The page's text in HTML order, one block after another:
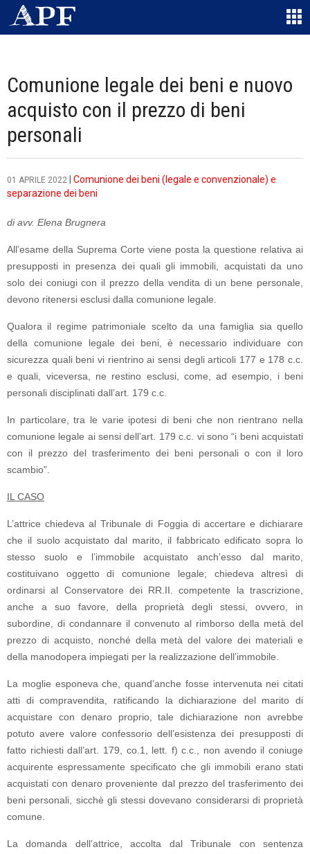
Comunione legale dei beni e nuovo
acquisto con il prezzo di beni
personali
01 APRILE 2022
Comunione dei beni (legale e convenzionale) e
separazione dei beni
di avv. Elena Brugnera
All’esame della Suprema Corte viene posta la questione relativa ai
presupposti in presenza dei quali gli immobili, acquistati da uno
solo dei coniugi con il prezzo della vendita di un bene personale,
devono ritenersi esclusi dalla comunione legale.
Qualora il regime patrimoniale scelto da una famiglia sia quello
della comunione legale dei beni, è necessario individuare con
sicurezza quali beni vi rientrino ai sensi degli articoli 177 e 178 c.c.
e quali, viceversa, ne restino esclusi, come, ad esempio, i beni
personali disciplinati dall’art. 179 c.c.
In particolare, tra le varie ipotesi di beni che non rientrano nella
comunione legale ai sensi dell’art. 179 c.c. vi sono “i beni acquistati
con il prezzo del trasferimento dei beni personali o con il loro
scambio”.
IL CASO
L’attrice chiedeva al Tribunale di Foggia di accertare e dichiarare
che il suolo acquistato dal marito, il fabbricato edificato sopra lo
stesso suolo e l’immobile acquistato anch’esso dal marito,
costituivano oggetto di comunione legale; chiedeva altresì di
ordinarsi al Conservatore dei RR.II. competente la trascrizione,
anche a suo favore, della proprietà degli stessi, ovvero, in
subordine, di condannare il convenuto al rimborso della metà del
prezzo di acquisto, nonché della metà del valore dei materiali e
della manodopera impiegati per la realizzazione dell’immobile.
La moglie esponeva che, quand’anche fosse intervenuta nei citati
atti di compravendita, ratificando la dichiarazione del marito di
acquistare con denaro proprio, tale dichiarazione non avrebbe
potuto avere valore confessorio dell’esistenza dei presupposti di
fatto richiesti dall’art. 179, co.1, lett. f) c.c., non avendo il coniuge
acquirente espressamente specificato che gli immobili erano stati
acquistati con denaro proveniente dal prezzo del trasferimento dei
beni personali, sicchè gli stessi dovevano considerarsi di proprietà
comune.
La domanda dell’attrice, accolta dal Tribunale con sentenza